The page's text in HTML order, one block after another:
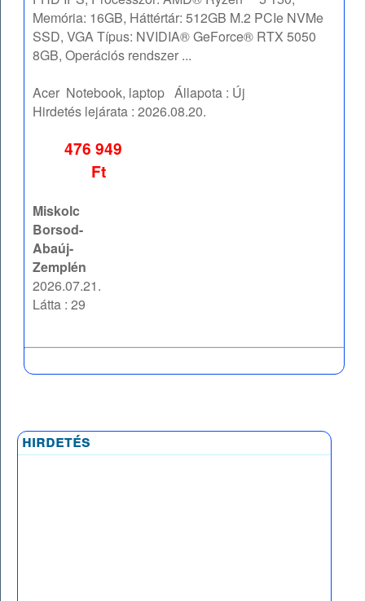
Memória: 16GB, Háttértár: 512GB M.2 PCIe NVMe
SSD, VGA Típus: NVIDIA® GeForce® RTX 5050
8GB, Operációs rendszer ...
Acer Notebook, laptop Állapota : Új
Hirdetés lejárata :2026.08.20.
476 949
Ft
Miskolc
Borsod-
Abaúj-
Zemplén
2026.07.21.
Látta : 29
hirdetés